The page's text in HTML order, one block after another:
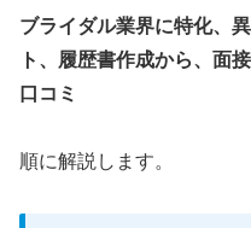
ブライダル業界に特化、
ト、履歴書作成から、面
口コミ
順に解説します。